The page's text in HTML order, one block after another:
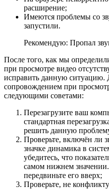
расширение;
Имеются проблемы со
запустили.
Рекомендую: Пропал
После того, как мы
при просмотре видео
исправить данную ситуацию.
сопровождением при
следующими советами:
Перезагрузите ваш
стандартная
решить данную
Проверьте, включён ли
значке динамика в
убедитесь, что
самом нижнем
передвиньте его вверх;
Проверьте, не